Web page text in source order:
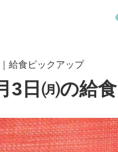
給食ピックアップ
3日㈪の給